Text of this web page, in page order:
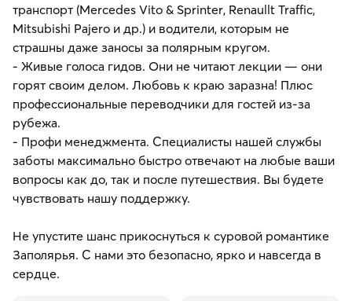
транспорт (Mercedes Vito & Sprinter, Renaullt Traffic,
Mitsubishi Pajero и др.) и водители, которым не
страшны даже заносы за полярным кругом.
- Живые голоса гидов. Они не читают лекции — они
горят своим делом. Любовь к краю заразна! Плюс
профессиональные переводчики для гостей из-за
рубежа.
- Профи менеджмента. Специалисты нашей службы
заботы максимально быстро отвечают на любые ваши
вопросы как до, так и после путешествия. Вы будете
чувствовать нашу поддержку.
Не упустите шанс прикоснуться к суровой романтике
Заполярья. С нами это безопасно, ярко и навсегда в
сердце.